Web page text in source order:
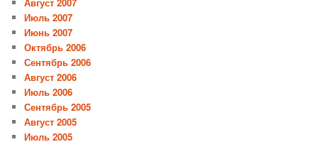
Июль 2007
Июнь 2007
Октябрь 2006
Сентябрь 2006
Август 2006
Июль 2006
Сентябрь 2005
Август 2005
Июль 2005